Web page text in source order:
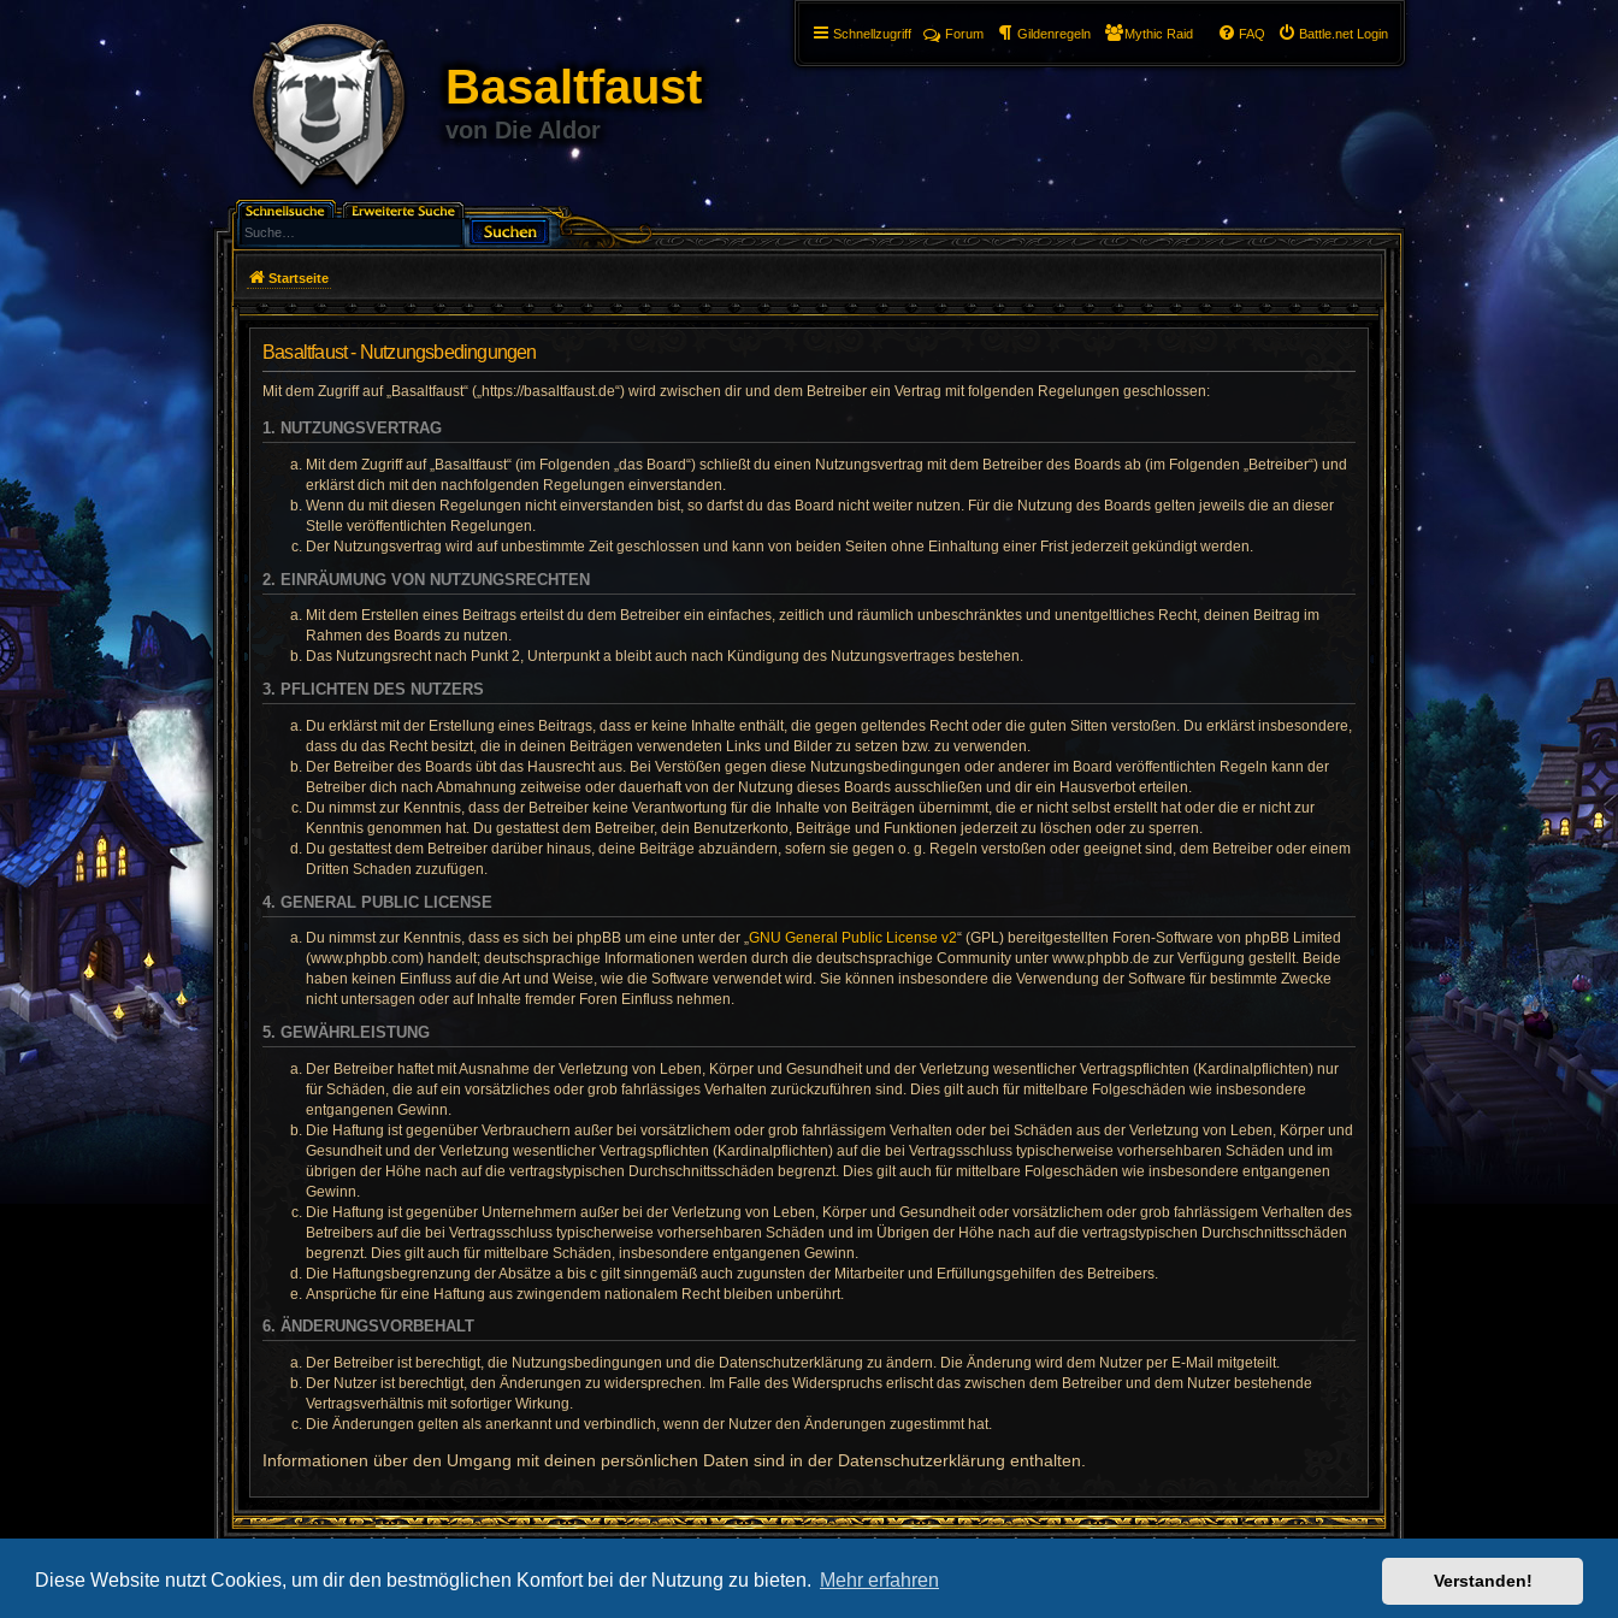
Diese Website nutzt Cookies, um dir den bestmöglichen Komfort bei der Nutzung zu bieten. Mehr erfahren Verstanden!
Basaltfaust
von Die Aldor
Schnellzugriff Battle.net Login
FAQ
Forum Gildenregeln Mythic Raid
Startseite
Basaltfaust - Nutzungsbedingungen
Mit dem Zugriff auf „Basaltfaust“ („https://basaltfaust.de“) wird zwischen dir und dem Betreiber ein Vertrag mit folgenden Regelungen geschlossen:
1. NUTZUNGSVERTRAG
Mit dem Zugriff auf „Basaltfaust“ (im Folgenden „das Board“) schließt du einen Nutzungsvertrag mit dem Betreiber des Boards ab (im Folgenden „Betreiber“) und
erklärst dich mit den nachfolgenden Regelungen einverstanden.
Wenn du mit diesen Regelungen nicht einverstanden bist, so darfst du das Board nicht weiter nutzen. Für die Nutzung des Boards gelten jeweils die an dieser
Stelle veröffentlichten Regelungen.
Der Nutzungsvertrag wird auf unbestimmte Zeit geschlossen und kann von beiden Seiten ohne Einhaltung einer Frist jederzeit gekündigt werden.
2. EINRÄUMUNG VON NUTZUNGSRECHTEN
Mit dem Erstellen eines Beitrags erteilst du dem Betreiber ein einfaches, zeitlich und räumlich unbeschränktes und unentgeltliches Recht, deinen Beitrag im
Rahmen des Boards zu nutzen.
Das Nutzungsrecht nach Punkt 2, Unterpunkt a bleibt auch nach Kündigung des Nutzungsvertrages bestehen.
3. PFLICHTEN DES NUTZERS
Du erklärst mit der Erstellung eines Beitrags, dass er keine Inhalte enthält, die gegen geltendes Recht oder die guten Sitten verstoßen. Du erklärst insbesondere,
dass du das Recht besitzt, die in deinen Beiträgen verwendeten Links und Bilder zu setzen bzw. zu verwenden.
Der Betreiber des Boards übt das Hausrecht aus. Bei Verstößen gegen diese Nutzungsbedingungen oder anderer im Board veröffentlichten Regeln kann der
Betreiber dich nach Abmahnung zeitweise oder dauerhaft von der Nutzung dieses Boards ausschließen und dir ein Hausverbot erteilen.
Du nimmst zur Kenntnis, dass der Betreiber keine Verantwortung für die Inhalte von Beiträgen übernimmt, die er nicht selbst erstellt hat oder die er nicht zur
Kenntnis genommen hat. Du gestattest dem Betreiber, dein Benutzerkonto, Beiträge und Funktionen jederzeit zu löschen oder zu sperren.
Du gestattest dem Betreiber darüber hinaus, deine Beiträge abzuändern, sofern sie gegen o. g. Regeln verstoßen oder geeignet sind, dem Betreiber oder einem
Dritten Schaden zuzufügen.
4. GENERAL PUBLIC LICENSE
Du nimmst zur Kenntnis, dass es sich bei phpBB um eine unter der „GNU General Public License v2“ (GPL) bereitgestellten Foren-Software von phpBB Limited
(www.phpbb.com) handelt; deutschsprachige Informationen werden durch die deutschsprachige Community unter www.phpbb.de zur Verfügung gestellt. Beide
haben keinen Einfluss auf die Art und Weise, wie die Software verwendet wird. Sie können insbesondere die Verwendung der Software für bestimmte Zwecke
nicht untersagen oder auf Inhalte fremder Foren Einfluss nehmen.
5. GEWÄHRLEISTUNG
Der Betreiber haftet mit Ausnahme der Verletzung von Leben, Körper und Gesundheit und der Verletzung wesentlicher Vertragspflichten (Kardinalpflichten) nur
für Schäden, die auf ein vorsätzliches oder grob fahrlässiges Verhalten zurückzuführen sind. Dies gilt auch für mittelbare Folgeschäden wie insbesondere
entgangenen Gewinn.
Die Haftung ist gegenüber Verbrauchern außer bei vorsätzlichem oder grob fahrlässigem Verhalten oder bei Schäden aus der Verletzung von Leben, Körper und
Gesundheit und der Verletzung wesentlicher Vertragspflichten (Kardinalpflichten) auf die bei Vertragsschluss typischerweise vorhersehbaren Schäden und im
übrigen der Höhe nach auf die vertragstypischen Durchschnittsschäden begrenzt. Dies gilt auch für mittelbare Folgeschäden wie insbesondere entgangenen
Gewinn.
Die Haftung ist gegenüber Unternehmern außer bei der Verletzung von Leben, Körper und Gesundheit oder vorsätzlichem oder grob fahrlässigem Verhalten des
Betreibers auf die bei Vertragsschluss typischerweise vorhersehbaren Schäden und im Übrigen der Höhe nach auf die vertragstypischen Durchschnittsschäden
begrenzt. Dies gilt auch für mittelbare Schäden, insbesondere entgangenen Gewinn.
Die Haftungsbegrenzung der Absätze a bis c gilt sinngemäß auch zugunsten der Mitarbeiter und Erfüllungsgehilfen des Betreibers.
Ansprüche für eine Haftung aus zwingendem nationalem Recht bleiben unberührt.
6. ÄNDERUNGSVORBEHALT
Der Betreiber ist berechtigt, die Nutzungsbedingungen und die Datenschutzerklärung zu ändern. Die Änderung wird dem Nutzer per E-Mail mitgeteilt.
Der Nutzer ist berechtigt, den Änderungen zu widersprechen. Im Falle des Widerspruchs erlischt das zwischen dem Betreiber und dem Nutzer bestehende
Vertragsverhältnis mit sofortiger Wirkung.
Die Änderungen gelten als anerkannt und verbindlich, wenn der Nutzer den Änderungen zugestimmt hat.
Informationen über den Umgang mit deinen persönlichen Daten sind in der Datenschutzerklärung enthalten.
UTC+02:00